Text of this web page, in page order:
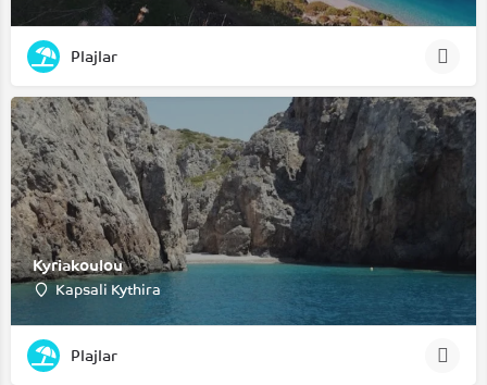
Plajlar
Kyriakoulou
Kapsali Kythira
Plajlar